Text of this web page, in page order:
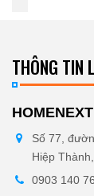
THÔNG TIN
HOMENEXT
Số 77,
Hiệp
0903 140